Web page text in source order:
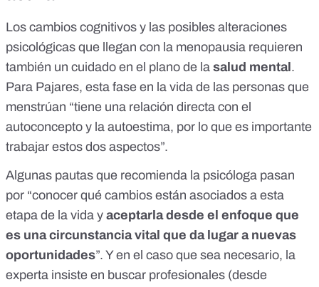
Los cambios cognitivos y las posibles alteraciones
psicológicas que llegan con la menopausia requieren
también un cuidado en el plano de la salud mental .
Para Pajares, esta fase en la vida de las personas que
menstrúan “tiene una relación directa con el
autoconcepto y la autoestima, por lo que es importante
trabajar estos dos aspectos”.
Algunas pautas que recomienda la psicóloga pasan
por “conocer qué cambios están asociados a esta
etapa de la vida y aceptarla desde el enfoque que
es una circunstancia vital que da lugar a nuevas
oportunidades”. Y en el caso que sea necesario, la
experta insiste en buscar profesionales (desde